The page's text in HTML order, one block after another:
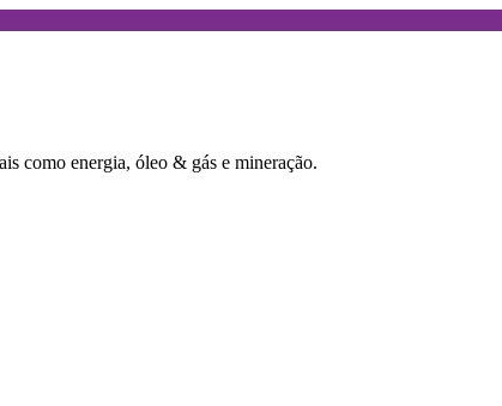
como energia, óleo & gás e mineração.